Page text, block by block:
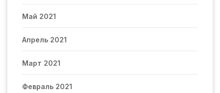
Май 2021
Апрель 2021
Март 2021
Февраль 2021